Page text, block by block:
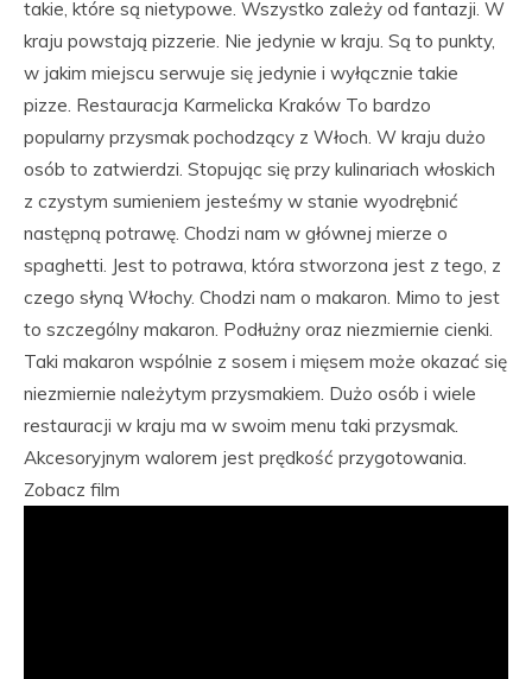
takie, które są nietypowe. Wszystko zależy od fantazji. W
kraju powstają pizzerie. Nie jedynie w kraju. Są to punkty,
w jakim miejscu serwuje się jedynie i wyłącznie takie
pizze. Restauracja Karmelicka Kraków To bardzo
popularny przysmak pochodzący z Włoch. W kraju dużo
osób to zatwierdzi. Stopując się przy kulinariach włoskich
z czystym sumieniem jesteśmy w stanie wyodrębnić
następną potrawę. Chodzi nam w głównej mierze o
spaghetti. Jest to potrawa, która stworzona jest z tego, z
czego słyną Włochy. Chodzi nam o makaron. Mimo to jest
to szczególny makaron. Podłużny oraz niezmiernie cienki.
Taki makaron wspólnie z sosem i mięsem może okazać się
niezmiernie należytym przysmakiem. Dużo osób i wiele
restauracji w kraju ma w swoim menu taki przysmak.
Akcesoryjnym walorem jest prędkość przygotowania.
Zobacz film